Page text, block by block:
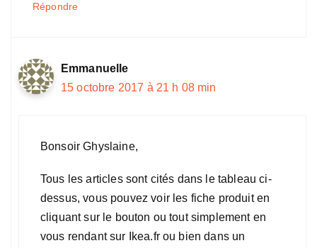
Répondre
Emmanuelle
15 octobre 2017 à 21 h 08 min
Bonsoir Ghyslaine,
Tous les articles sont cités dans le tableau ci-
dessus, vous pouvez voir les fiche produit en
cliquant sur le bouton ou tout simplement en
vous rendant sur Ikea.fr ou bien dans un